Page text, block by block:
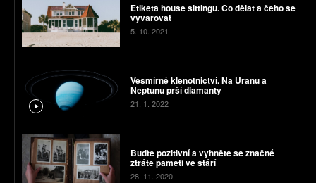
Etiketa house sittingu. Co dělat a čeho se
vyvarovat
5. 10. 2021
Vesmírné klenotnictví. Na Uranu a
Neptunu prší diamanty
21. 1. 2022
Buďte pozitivní a vyhněte se značné
ztrátě paměti ve stáří
28. 11. 2020